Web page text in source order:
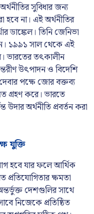
সুবিধার জন্য
হবে না। এই অর্থনীতির
ডাঙ্কেল। তিনি জেনিভা
১৯৯১ সাল থেকে এই
ভারতের তৎকালীন
উৎপাদন ও বিদেশি
দেবার পক্ষে জোর বক্তব্য
গ্রহণ করে। ভারতে
অর্থনীতি প্রবর্তন করা
যুক্তি
হবে যার ফলে আর্থিক
প্রতিযোগিতার ক্ষমতা
দেশগুলির সাথে
নিজেকে প্রতিষ্ঠিত